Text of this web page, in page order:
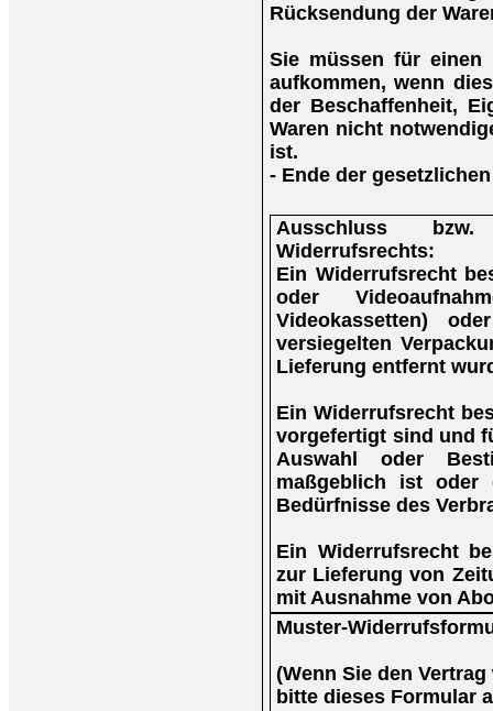
Rücksendung der
Sie müssen für einen
aufkommen, wenn
der Beschaffenheit,
Waren nicht
ist.
- Ende der
Ausschluss
Widerrufsrechts:
Ein Widerrufsrecht
oder
Videokassetten)
versiegelten
Lieferung entfernt
Ein Widerrufsrecht
vorgefertigt sind und
Auswahl oder
maßgeblich ist oder
Bedürfnisse des
Ein Widerrufsrecht
zur Lieferung von
mit Ausnahme von
Muster-
(Wenn Sie den
bitte dieses Formular